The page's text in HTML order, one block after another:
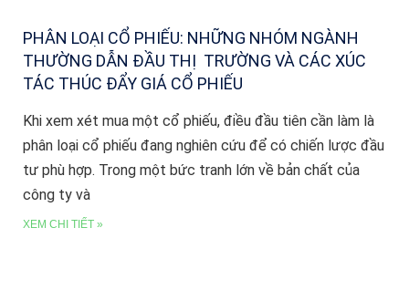
PHÂN LOẠI CỔ PHIẾU: NHỮNG NHÓM NGÀNH
THƯỜNG DẪN ĐẦU THỊ TRƯỜNG VÀ CÁC XÚC
TÁC THÚC ĐẨY GIÁ CỔ PHIẾU
Khi xem xét mua một cổ phiếu, điều đầu tiên cần làm là
phân loại cổ phiếu đang nghiên cứu để có chiến lược đầu
tư phù hợp. Trong một bức tranh lớn về bản chất của
công ty và
XEM CHI TIẾT »